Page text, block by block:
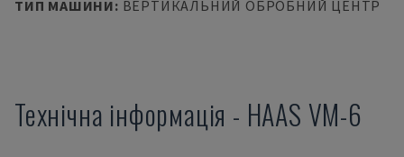
ТИП МАШИНИ: ВЕРТИКАЛЬНИЙ ОБРОБНИЙ ЦЕНТР
Технічна інформація - HAAS VM-6